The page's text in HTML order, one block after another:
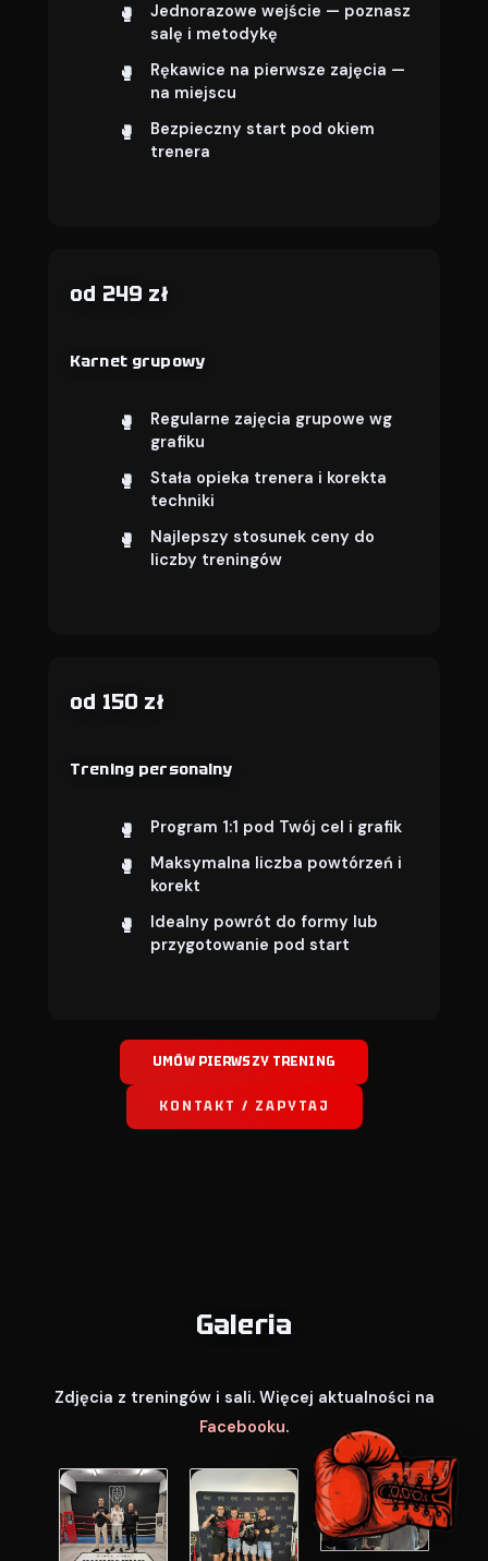
Jednorazowe wejście — poznasz
salę i metodykę
Rękawice na pierwsze zajęcia —
na miejscu
Bezpieczny start pod okiem
trenera
od 249 zł
Karnet grupowy
Regularne zajęcia grupowe wg
grafiku
Stała opieka trenera i korekta
techniki
Najlepszy stosunek ceny do
liczby treningów
od 150 zł
Trening personalny
Program 1:1 pod Twój cel i grafik
Maksymalna liczba powtórzeń i
korekt
Idealny powrót do formy lub
przygotowanie pod start
UMÓW PIERWSZY TRENING
KONTAKT / ZAPYTAJ
Galeria
Zdjęcia z treningów i sali. Więcej aktualności na
Facebooku.